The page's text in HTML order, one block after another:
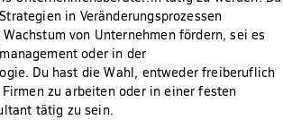
in Veränderungsprozessen
von Unternehmen fördern, sei es
oder in der
Du hast die Wahl, entweder freiberuflich
zu arbeiten oder in einer festen
tätig zu sein.